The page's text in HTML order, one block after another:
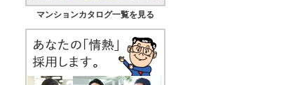
マンションカタログ一覧を見る